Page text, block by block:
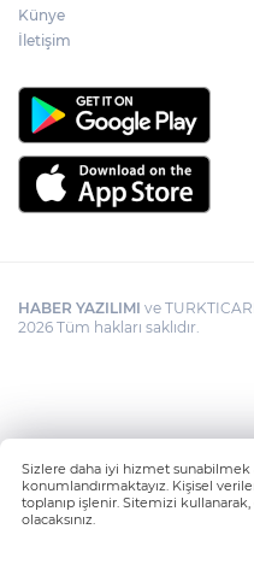
Künye
İletişim
HABER YAZILIMI ve
2026 Tüm hakları saklıdır.
Sizlere daha iyi hizmet sunabilmek
konumlandırmaktayız. Kişisel
toplanıp işlenir. Sitemizi
olacaksınız.